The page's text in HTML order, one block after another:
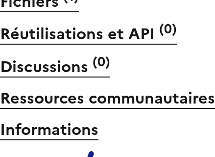
Réutilisations et API (0)
Discussions (0)
Ressources communautaires
Informations